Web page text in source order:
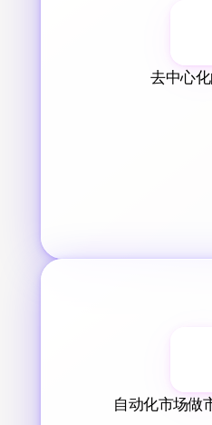
去中心
自动化市场做